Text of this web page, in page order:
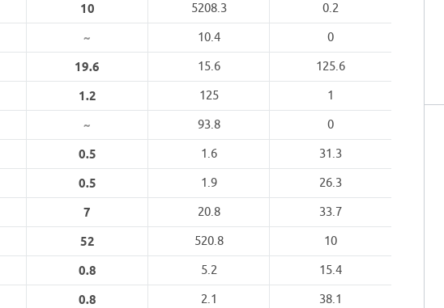
10 5208.3
0.2
~ 10.4
0
19.6 15.6
125.6
1.2 125
1
~ 93.8
0
0.5 1.6
31.3
0.5 1.9
26.3
7 20.8
33.7
52 520.8
10
0.8 5.2
15.4
0.8 2.1
38.1